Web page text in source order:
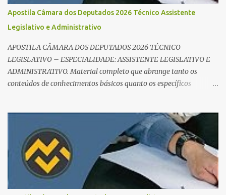
para foco total; Foco em disciplinas básicas (Português, RLM e
Direito Administrativo). 🔄 2. Revisão Espaç...
Apostila Câmara dos Deputados 2026 Técnico Assistente
Legislativo e Administrativo
APOSTILA CÂMARA DOS DEPUTADOS 2026 TÉCNICO
LEGISLATIVO – ESPECIALIDADE: ASSISTENTE LEGISLATIVO E
ADMINISTRATIVO. Material completo que abrange tanto os
conteúdos de conhecimentos básicos quanto os específicos
realidade, e o cargo de Analista Legislativo (Processo Legislativo e
Gestão) se destaca como uma das melhores oportunidades do ano.
Com exigência de nível superior em qualquer área, o certame
oferece 35 vagas imediatas e salários que ultrapassam os R$ 30
mil . O que estudar para Processo Legislativo e Gestão? Para vencer
a concorrência da banca Cebraspe , o candidato precisa dominar o
conteúdo programático dividido em: Conhecimentos Básicos: